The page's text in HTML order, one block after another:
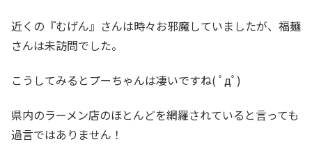
近くの『むげん』さんは時々お邪魔していましたが、福麺
さんは未訪問でした。
こうしてみるとプーちゃんは凄いですね( ﾟдﾟ)
県内のラーメン店のほとんどを網羅されていると言っても
過言ではありません！